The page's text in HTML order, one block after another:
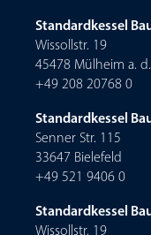
Standardkessel
Wissollstr. 19
45478 Mülheim a.
+49 208 20768 0
Standardkessel
Senner Str. 115
33647 Bielefeld
+49 521 9406 0
Standardkessel
Wissollstr. 19